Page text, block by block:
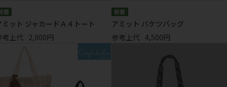
ミット ジャカードＡ４トート
考上代 2,900円
アミット バケツバッグ
参考上代 4,500円